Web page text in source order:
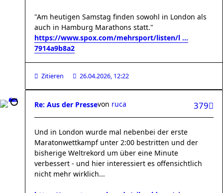
"Am heutigen Samstag finden sowohl in London als
auch in Hamburg Marathons statt."
https://www.spox.com/mehrsport/listen/l ...
7914a9b8a2
Zitieren 26.04.2026, 12:22
Re: Aus der Presse 379
von ruca
Und in London wurde mal nebenbei der erste
Maratonwettkampf unter 2:00 bestritten und der
bisherige Weltrekord um über eine Minute
verbessert - und hier interessiert es offensichtlich
nicht mehr wirklich...